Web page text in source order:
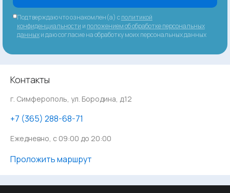
Подтверждаю что ознакомлен(а) сполитикой
конфиденциальности и положением об обработке персональных
данныхи даю согласие на обработку моих персональных данных
Контакты
г. Симферополь, ул. Бородина, д.12
‪+7 (365) 288-68-71
Ежедневно, с 09:00 до 20:00
Проложить маршрут